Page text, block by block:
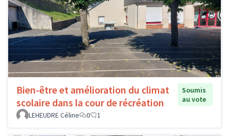
Bien-être et amélioration du climat
scolaire dans la cour de récréation
Soumis
au vote
LEHEUDRE Céline
0 1